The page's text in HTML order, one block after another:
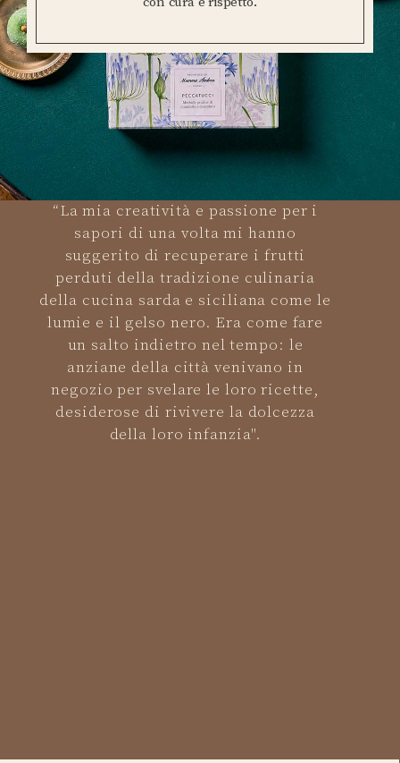
“La mia creatività e passione per i
sapori di una volta mi hanno
suggerito di recuperare i frutti
perduti della tradizione culinaria
della cucina sarda e siciliana come le
lumie e il gelso nero. Era come fare
un salto indietro nel tempo: le
anziane della città venivano in
negozio per svelare le loro ricette,
desiderose di rivivere la dolcezza
della loro infanzia".